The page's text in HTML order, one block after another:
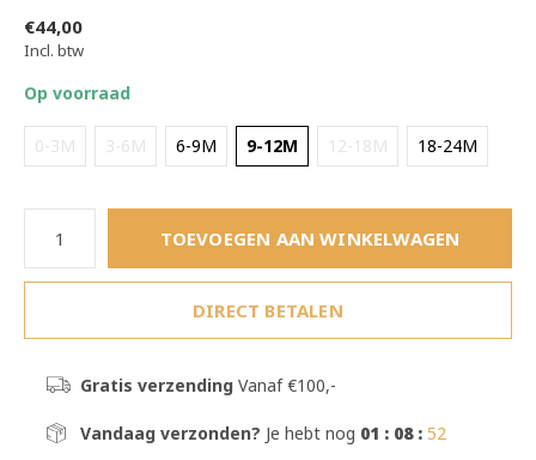
€44,00
Incl. btw
Op voorraad
0-3M 3-6M 6-9M 9-12M 12-18M 18-24M
TOEVOEGEN AAN WINKELWAGEN
DIRECT BETALEN
Gratis verzendingVanaf €100,-
Vandaag verzonden? Je hebt nog 01 : 08 : 52